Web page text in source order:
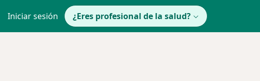
Iniciar sesión ¿Eres profesional de la salud?